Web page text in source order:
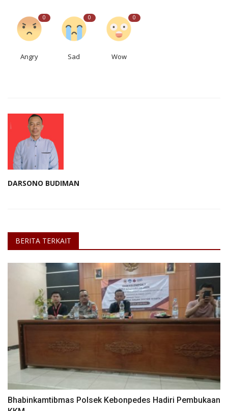
0
Angry
0
Sad
0
Wow
DARSONO BUDIMAN
BERITA TERKAIT
Bhabinkamtibmas Polsek Kebonpedes Hadiri Pembukaan